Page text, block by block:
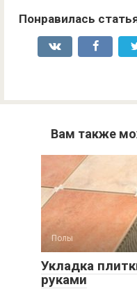
Понравилась
Вам также
Полы
Укладка
руками